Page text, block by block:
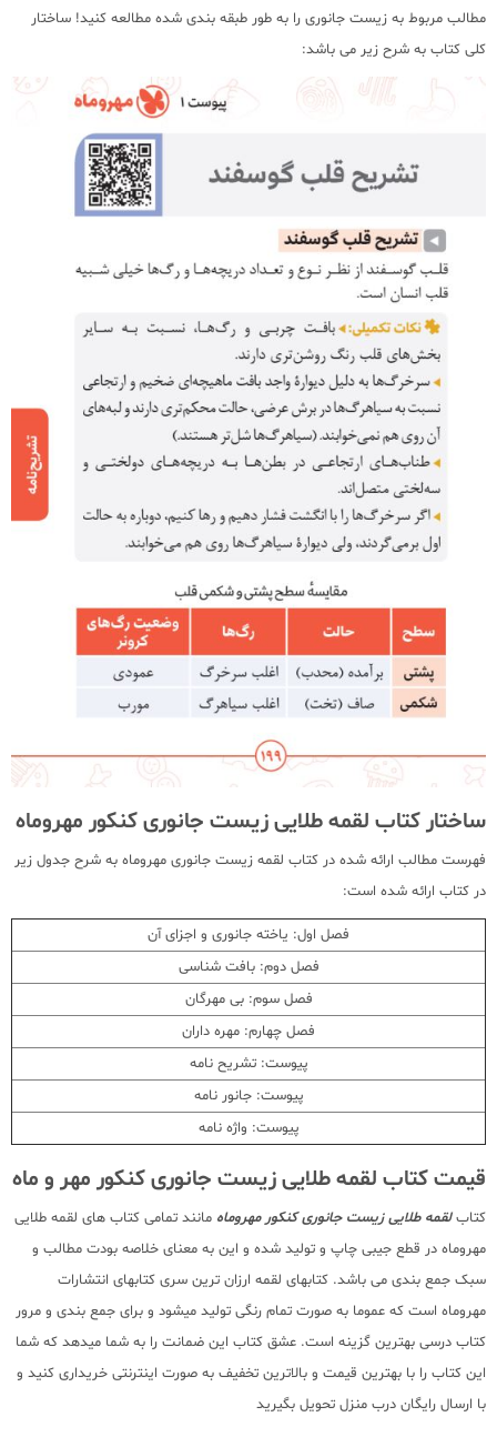
مطالب مربوط به زیست جانوری را به طور طبقه بندی شده مطالعه کنید! ساختار
کلی کتاب به شرح زیر می باشد:
ساختار کتاب لقمه طلایی زیست جانوری کنکور مهروماه
فهرست مطالب ارائه شده در کتاب لقمه زیست جانوری مهروماه به شرح جدول زیر
در کتاب ارائه شده است:
فصل اول: یاخته جانوری و اجزای آن
فصل دوم: بافت شناسی
فصل سوم: بی مهرگان
فصل چهارم: مهره داران
پیوست: تشریح نامه
پیوست: جانور نامه
پیوست: واژه نامه
قیمت کتاب لقمه طلایی زیست جانوری کنکور مهر و ماه
کتابلقمه طلایی زیست جانوری کنکور مهروماه مانند تمامی کتاب های لقمه طلایی
مهروماه در قطع جیبی چاپ و تولید شده و این به معنای خلاصه بودت مطالب و
سبک جمع بندی می باشد. کتابهای لقمه ارزان ترین سری کتابهای انتشارات
مهروماه است که عموما به صورت تمام رنگی تولید میشود و برای جمع بندی و مرور
کتاب درسی بهترین گزینه است. عشق کتاب این ضمانت را به شما میدهد که شما
این کتاب را با بهترین قیمت و بالاترین تخفیف به صورت اینترنتی خریداری کنید و
با ارسال رایگان درب منزل تحویل بگیرید